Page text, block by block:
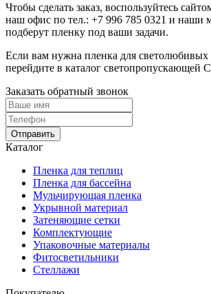
Чтобы сделать заказ, воспользуйтесь
наш офис по тел.: +7 996 785 0321 и наши
подберут пленку под ваши задачи.
Если вам нужна пленка для светолюбивых
перейдите в каталог светопропускающей
Заказать обратный звонок
Отправить
Каталог
Пленка для теплиц
Пленка для бассейна
Мульчирующая пленка
Укрывной материал
Затеняющие сетки
Комплектующие
Упаковочные материалы
Фитосветильники
Стеллажи